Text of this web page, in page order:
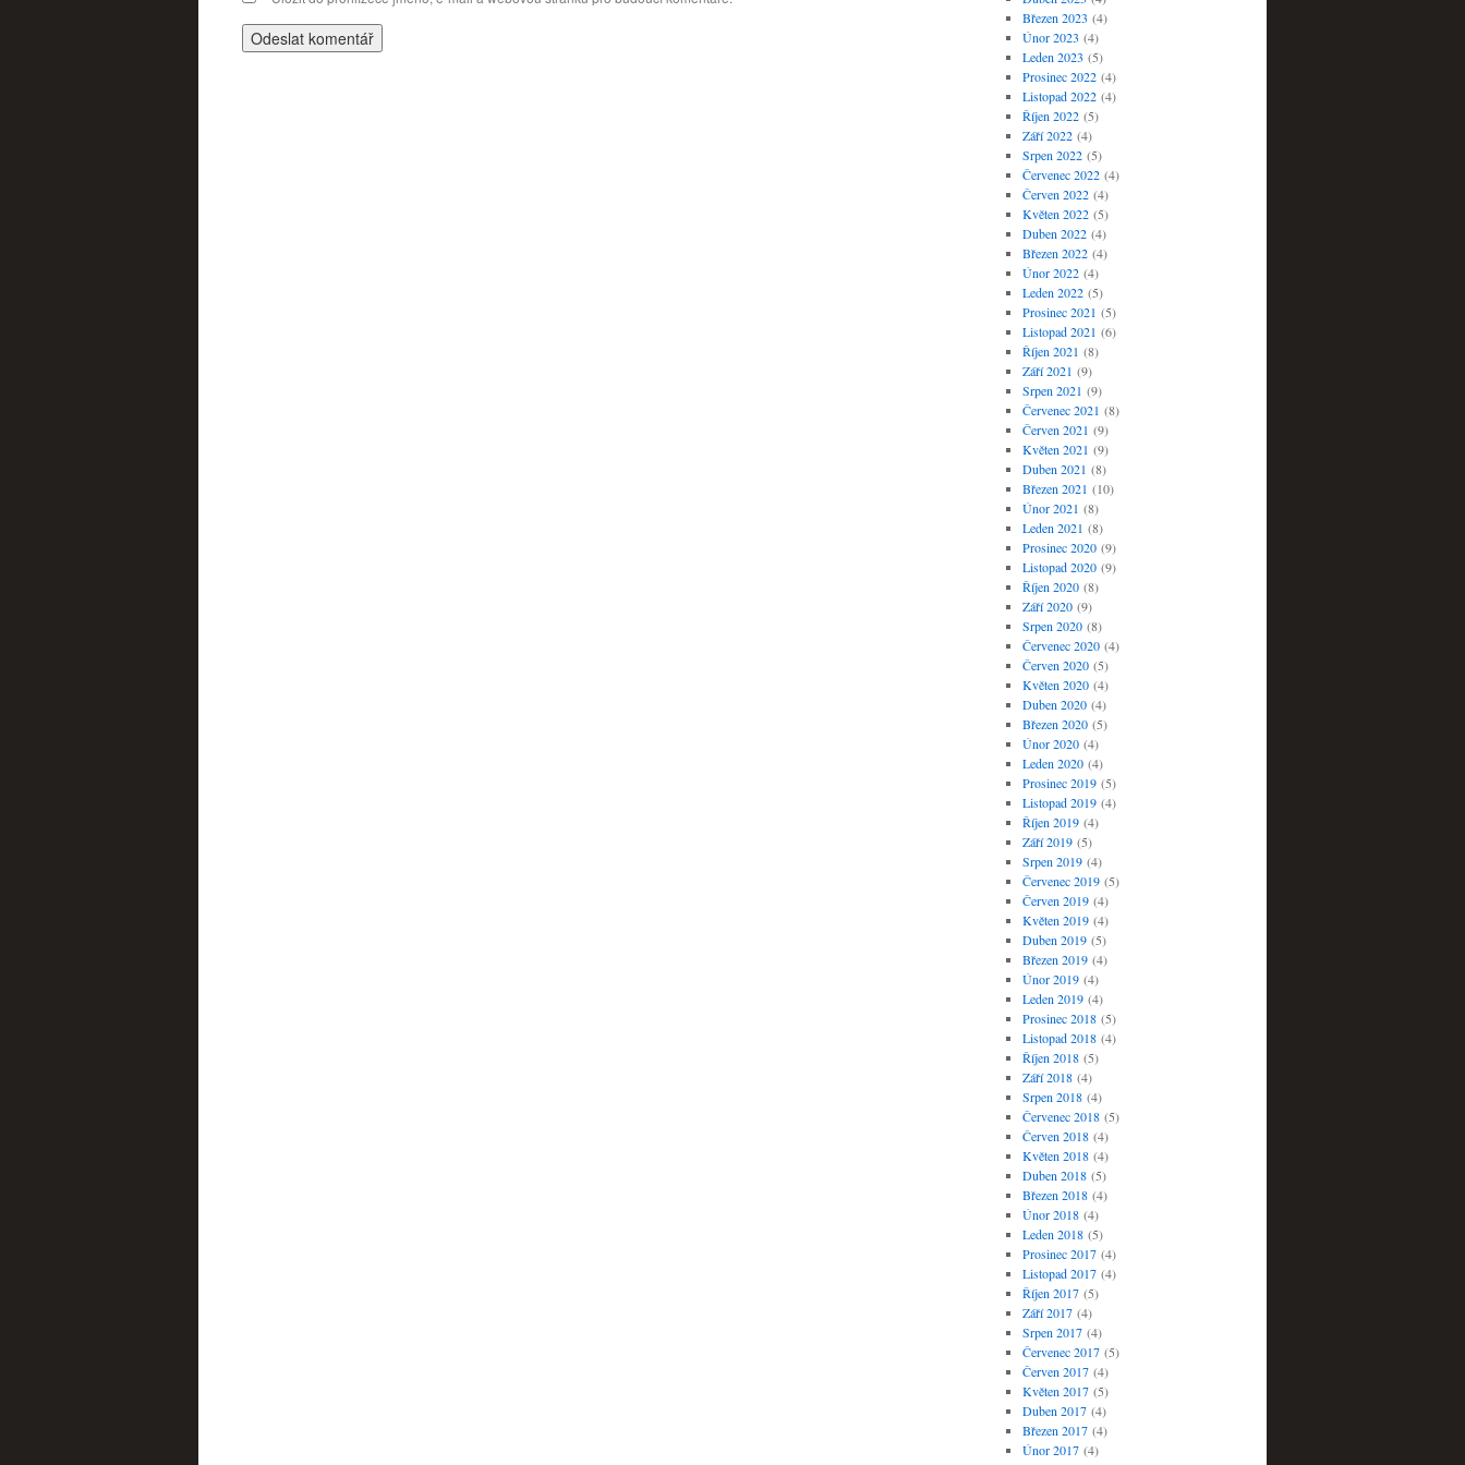
Březen 2023 (4)
Únor 2023 (4)
Leden 2023 (5)
Prosinec 2022(4)
Listopad 2022(4)
Říjen 2022(5)
Září 2022(4)
Srpen 2022(5)
Červenec 2022(4)
Červen 2022(4)
Květen 2022(5)
Duben 2022(4)
Březen 2022(4)
Únor 2022(4)
Leden 2022(5)
Prosinec 2021 (5)
Listopad 2021 (6)
Říjen 2021 (8)
Září 2021 (9)
Srpen 2021 (9)
Červenec 2021 (8)
Červen 2021 (9)
Květen 2021 (9)
Duben 2021 (8)
Březen 2021 (10)
Únor 2021 (8)
Leden 2021 (8)
Prosinec 2020(9)
Listopad 2020(9)
Říjen 2020(8)
Září 2020(9)
Srpen 2020(8)
Červenec 2020(4)
Červen 2020(5)
Květen 2020(4)
Duben 2020(4)
Březen 2020(5)
Únor 2020(4)
Leden 2020(4)
Prosinec 2019(5)
Listopad 2019(4)
Říjen 2019(4)
Září 2019(5)
Srpen 2019(4)
Červenec 2019(5)
Červen 2019(4)
Květen 2019(4)
Duben 2019(5)
Březen 2019(4)
Únor 2019(4)
Leden 2019(4)
Prosinec 2018(5)
Listopad 2018(4)
Říjen 2018(5)
Září 2018(4)
Srpen 2018(4)
Červenec 2018(5)
Červen 2018(4)
Květen 2018(4)
Duben 2018(5)
Březen 2018(4)
Únor 2018(4)
Leden 2018(5)
Prosinec 2017(4)
Listopad 2017(4)
Říjen 2017(5)
Září 2017(4)
Srpen 2017(4)
Červenec 2017(5)
Červen 2017(4)
Květen 2017(5)
Duben 2017(4)
Březen 2017(4)
Únor 2017(4)